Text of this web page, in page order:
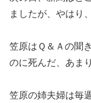
ましたが、やはり
笠原はＱ＆Ａの聞
のに死んだ、あま
笠原の姉夫婦は毎